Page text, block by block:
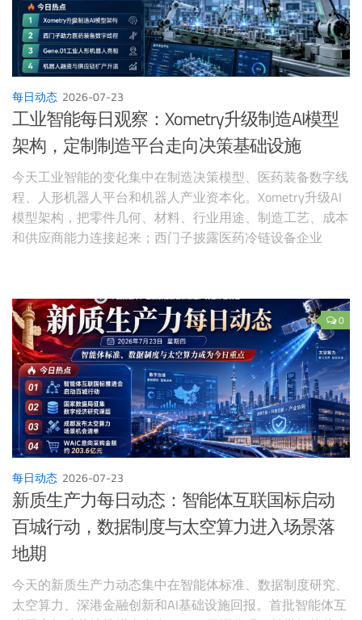
每日动态 2026-07-23
工业智能每日观察：Xometry升级制造AI模型
架构，定制制造平台走向决策基础设施
今天工业智能的变化集中在制造决策模型、医药装备数字线
程、人形机器人平台和机器人产业资本化。Xometry升级AI
模型架构，把零件几何、材料、行业用途、制造工艺、成本
和供应商能力连接起来；西门子披露医药冷链设备企业
平台Gene.01；机器人融资方面，BRINC、Microagi、
Monumental、Walden Robotics和Xynova在无人机、机器人
学习、建筑自动化、通用机器人及灵巧手供应链上获得大额
融资。
0
每日动态 2026-07-23
新质生产力每日动态：智能体互联国标启动
百城行动，数据制度与太空算力进入场景落
地期
今天的新质生产力动态集中在智能体标准、数据制度研究、
太空算力、深港金融创新和AI基础设施回报。首批智能体互